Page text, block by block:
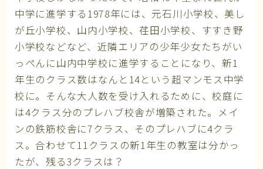
中学に進学する1978年には、元石川小学校、美し
が丘小学校、山内小学校、荏田小学校、すすき野
小学校などなど、近隣エリアの少年少女たちがい
っぺんに山内中学校に進学することになり、新1
年生のクラス数はなんと14という超マンモス中学
校に。そんな大人数を受け入れるために、校庭に
は4クラス分のプレハブ校舎が増築された。メイ
ンの鉄筋校舎に7クラス、そのプレハブに4クラ
ス。合わせて11クラスの新1年生の教室は分かっ
たが、残る3クラスは？